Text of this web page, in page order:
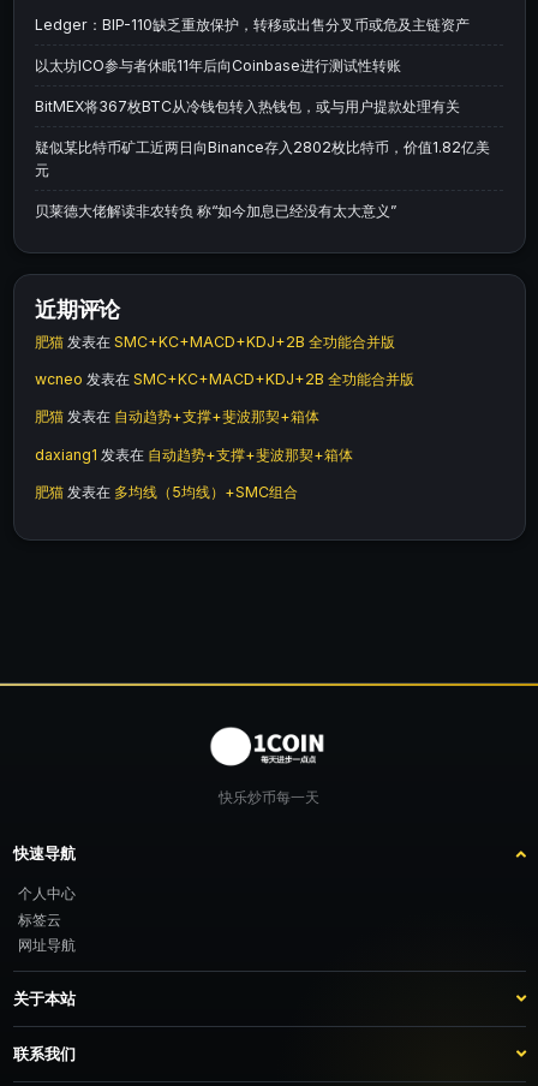
Ledger：BIP-110缺乏重放保护，转移或出售分叉币或危及主链资产
以太坊ICO参与者休眠11年后向Coinbase进行测试性转账
BitMEX将367枚BTC从冷钱包转入热钱包，或与用户提款处理有关
疑似某比特币矿工近两日向Binance存入2802枚比特币，价值1.82亿美
元
贝莱德大佬解读非农转负 称“如今加息已经没有太大意义”
近期评论
肥猫 发表在 SMC+KC+MACD+KDJ+2B 全功能合并版
wcneo 发表在 SMC+KC+MACD+KDJ+2B 全功能合并版
肥猫 发表在 自动趋势+支撑+斐波那契+箱体
daxiang1 发表在 自动趋势+支撑+斐波那契+箱体
肥猫 发表在 多均线（5均线）+SMC组合
快乐炒币每一天
快速导航
个人中心
标签云
网址导航
关于本站
站点介绍
客服咨询
推广计划
联系我们
TG：@feimao2024 QQ：3261605442 微信：moto001com 新浪微博：三